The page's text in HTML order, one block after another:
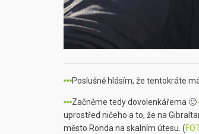
Poslušně hlásím, že tentokráte
Začněme tedy dovolenkářema 🙂
uprostřed ničeho a to, že na
město Ronda na skalním útesu. (